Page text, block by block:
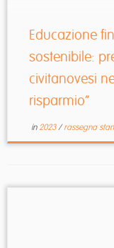
Educazione
sostenibile:
civitanovesi
risparmio”
in 2023/rassegna